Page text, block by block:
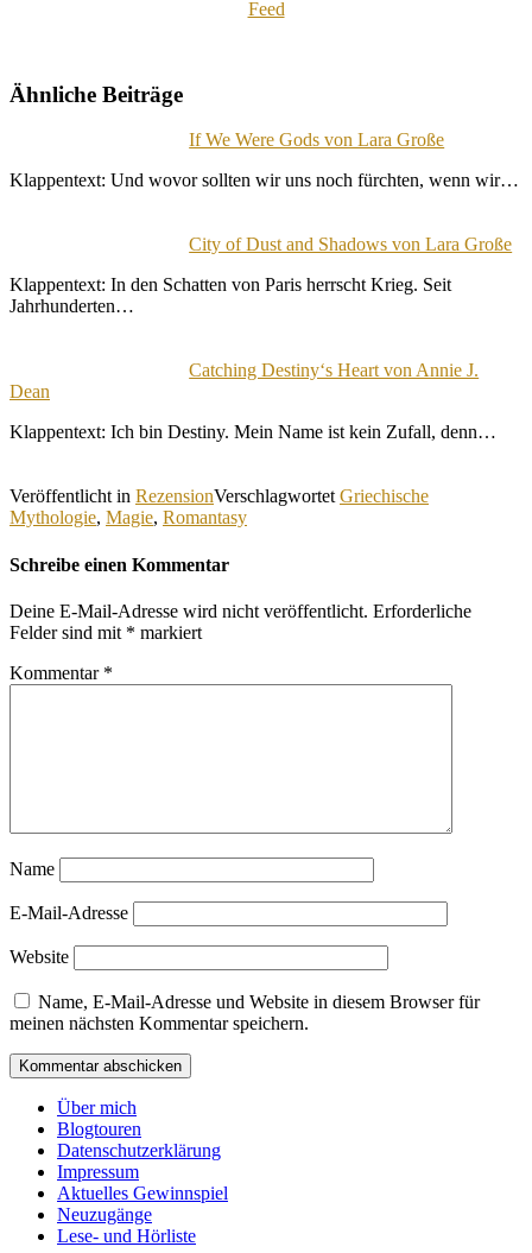
Ähnliche Beiträge
If We Were Gods von Lara Große
Klappentext: Und wovor sollten wir uns noch fürchten, wenn wir…
City of Dust and Shadows von Lara Große
Klappentext: In den Schatten von Paris herrscht Krieg. Seit
Jahrhunderten…
Catching Destiny‘s Heart von Annie J.
Dean
Klappentext: Ich bin Destiny. Mein Name ist kein Zufall, denn…
Veröffentlicht in RezensionVerschlagwortet Griechische
Mythologie, Magie, Romantasy
Schreibe einen Kommentar
Deine E-Mail-Adresse wird nicht veröffentlicht. Erforderliche
Felder sind mit * markiert
Kommentar *
Name
E-Mail-Adresse
Website
Name, E-Mail-Adresse und Website in diesem Browser für
meinen nächsten Kommentar speichern.
Über mich
Blogtouren
Datenschutzerklärung
Impressum
Aktuelles Gewinnspiel
Neuzugänge
Lese- und Hörliste